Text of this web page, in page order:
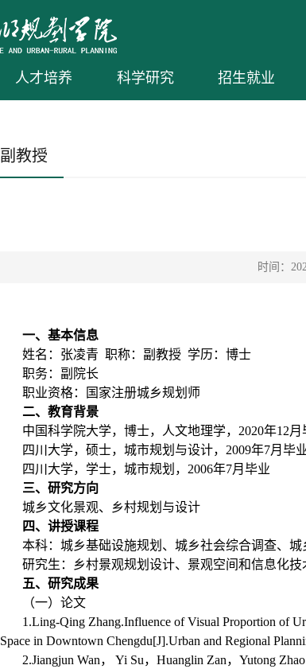
人才培养 科学研究 招生就业
副教授
时间：
一、基本信息
姓名：张凌青 职称：副教授 学历：博士
职务：副院长
职业资格：国家注册城乡规划师
二、教育背景
中国科学院大学，博士，人文地理学，2020年12月
四川大学，硕士，城市规划与设计，2009年7月毕
四川大学，学士，城市规划，2006年7月毕业
三、研究方向
城乡文化景观、乡村规划与设计
四、讲授课程
本科：城乡基础设施规划、城乡社会综合调查、城
研究生：乡村景观规划设计、景观空间和信息化技
五、研究成果
（一）论文
1.Ling-Qing Zhang.Influence of Visual Proportion of
Space in Downtown Chengdu[J].Urban and Regional
2.Jiangjun Wan， Yi Su，Huanglin Zan，Yutong